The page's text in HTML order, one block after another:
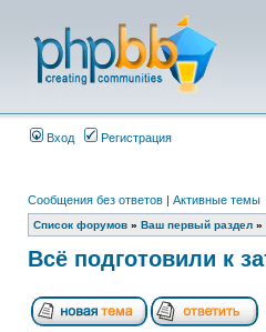
Вход Регистрация
Сообщения без ответов | Активные темы
Список форумов » Ваш первый раздел »
Всё подготовили к